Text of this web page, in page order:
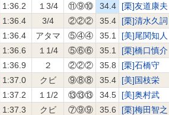
1:36.2 １3/4 ⑪⑨⑩ 34.4 [栗]友道康夫
1:36.4 3/4 ②②② 35.4 [栗]清水久詞
1:36.4 アタマ ⑤④④ 35.1 [美]尾関知人
1:36.6 １1/4 ⑤⑥⑥ 35.1 [栗]橋口慎介
1:36.9 ２ ②②② 35.8 [栗]石橋守
1:37.0 クビ ⑨⑧⑧ 35.4 [美]国枝栄
1:37.2 １1/2 ⑬⑬⑬ 34.5 [美]奥村武
1:37.3 クビ ⑦⑨⑨ 35.6 [栗]梅田智之